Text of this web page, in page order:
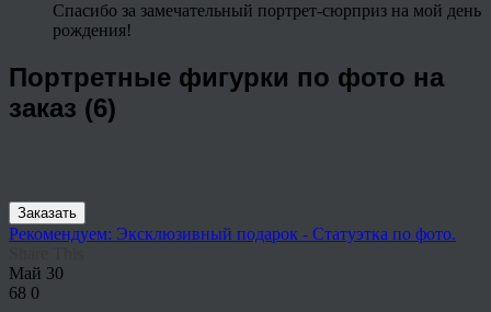
Спасибо за замечательный портрет-сюрприз на мой день
рождения!
Портретные фигурки по фото на
заказ (6)
Заказать
Рекомендуем: Эксклюзивный подарок - Статуэтка по фото.
Май 30
68 0